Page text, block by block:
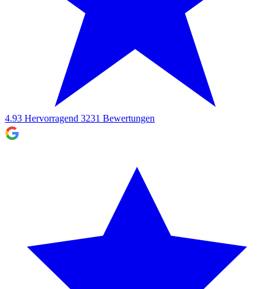
4.93 Hervorragend 3231 Bewertungen